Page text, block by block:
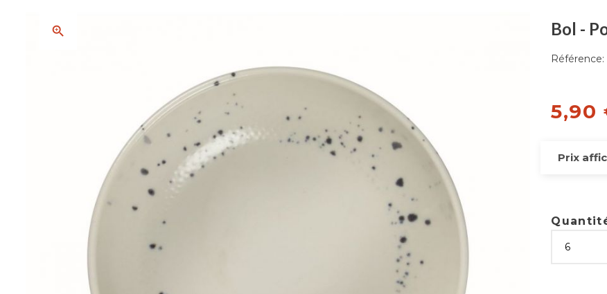
zoom_in Bol -
Référence:
5,90
Prix